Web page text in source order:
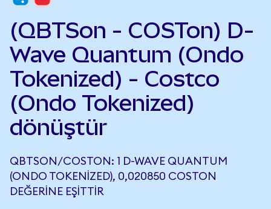
(QBTSon - COSTon) D-
Wave Quantum (Ondo
Tokenized) - Costco
(Ondo Tokenized)
dönüştür
QBTSON/COSTON: 1 D-WAVE QUANTUM
(ONDO TOKENIZED), 0,020850 COSTON
DEĞERINE EŞITTIR